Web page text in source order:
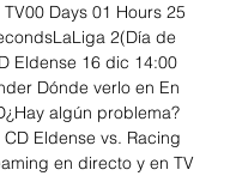
Days 01 Hours 25
2(Día de
Eldense 16 dic 14:00
Dónde verlo en En
algún problema?
CD Eldense vs. Racing
en directo y en TV